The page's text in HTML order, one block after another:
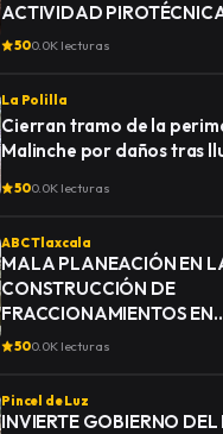
ACTIVIDAD
500.0K lecturas
La Polilla
Cierran tramo de la
Malinche por daños tras
500.0K lecturas
ABC Tlaxcala
MALA PLANEACIÓN EN
CONSTRUCCIÓN DE
FRACCIONAMIENTOS EN
YAUHQUEMEHCAN
500.0K lecturas
Pincel de Luz
INVIERTE GOBIERNO